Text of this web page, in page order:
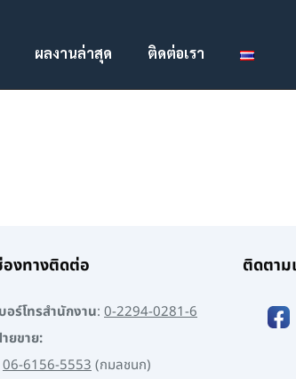
ผลงานล่าสุด ติดต่อเรา
งทางติดต่อ
อร์โทรสำนักงาน: 0-2294-0281-6
ยขาย:
06-6156-5553(กมลชนก)
ติดตาม